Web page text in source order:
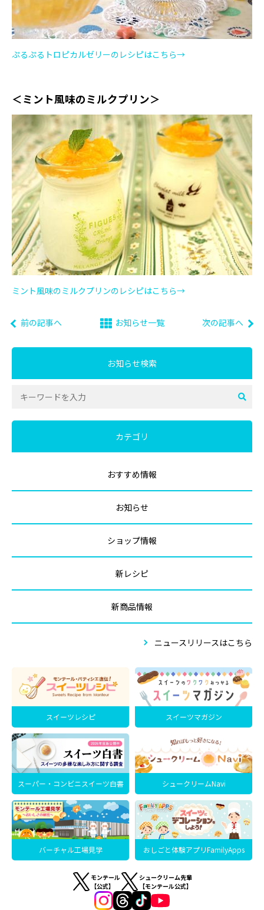
ぷるぷるトロピカルゼリーのレシピはこちら→
＜ミント風味のミルクプリン＞
ミント風味のミルクプリンのレシピはこちら→
前の記事へ お知らせ一覧 次の記事へ
お知らせ検索
カテゴリ
おすすめ情報
お知らせ
ショップ情報
新レシピ
新商品情報
ニュースリリースはこちら
スイーツレシピ スイーツマガジン
スーパー・コンビニスイーツ白書 シュークリームNavi
バーチャル工場見学 おしごと体験アプリFamilyApps
モンテール
【公式】
シュークリーム先輩
【モンテール公式】